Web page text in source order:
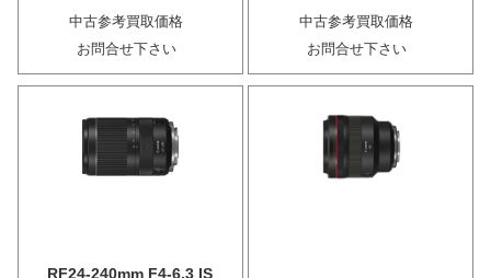
中古参考買取価格
お問合せ下さい
中古参考買取価格
お問合せ下さい
RF24-240mm F4-6.3 IS